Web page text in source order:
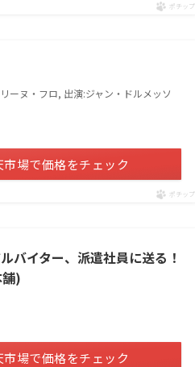
ポチップ
ーヌ・フロ, 出演:ジャン・ドルメッソ
市場で価格をチェック
ポチップ
バイター、派遣社員に送る！
)
市場で価格をチェック